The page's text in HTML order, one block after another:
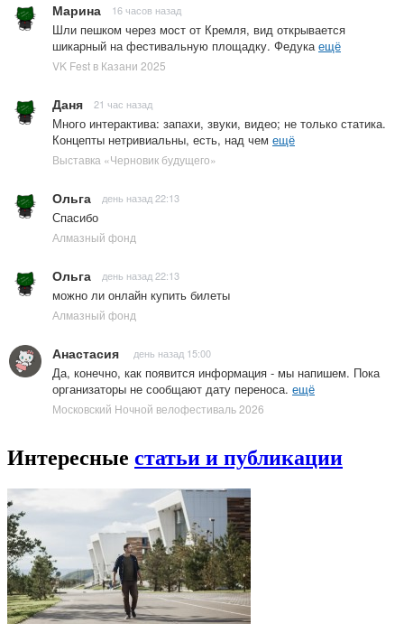
Марина 16 часов назад
Шли пешком через мост от Кремля, вид открывается
шикарный на фестивальную площадку. Федукаещё
VK Fest в Казани 2025
Даня 21 час назад
Много интерактива: запахи, звуки, видео; не только статика.
Концепты нетривиальны, есть, над чем ещё
Выставка «Черновик будущего»
Ольга день назад 22:13
Спасибо
Алмазный фонд
Ольга день назад 22:13
можно ли онлайн купить билеты
Алмазный фонд
Анастасия день назад 15:00
Да, конечно, как появится информация - мы напишем. Пока
организаторы не сообщают дату переноса. ещё
Московский Ночной велофестиваль 2026
Интересные статьи и публикации